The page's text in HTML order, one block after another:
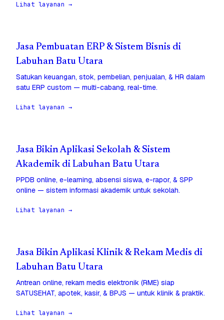
Lihat layanan →
Jasa Pembuatan ERP & Sistem Bisnis di
Labuhan Batu Utara
Satukan keuangan, stok, pembelian, penjualan, & HR dalam
satu ERP custom — multi-cabang, real-time.
Lihat layanan →
Jasa Bikin Aplikasi Sekolah & Sistem
Akademik di Labuhan Batu Utara
PPDB online, e-learning, absensi siswa, e-rapor, & SPP
online — sistem informasi akademik untuk sekolah.
Lihat layanan →
Jasa Bikin Aplikasi Klinik & Rekam Medis di
Labuhan Batu Utara
Antrean online, rekam medis elektronik (RME) siap
SATUSEHAT, apotek, kasir, & BPJS — untuk klinik & praktik.
Lihat layanan →